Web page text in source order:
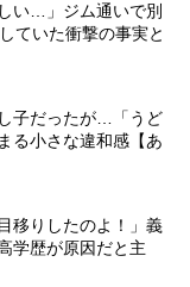
い…」ジム通いで別
ていた衝撃の事実と
子だったが…「うど
る小さな違和感【あ
移りしたのよ！」義
学歴が原因だと主